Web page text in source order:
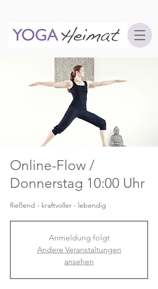
Online-Flow /
Donnerstag 10:00 Uhr
fließend - kraftvoller - lebendig
Anmeldung folgt
Andere Veranstaltungen
ansehen